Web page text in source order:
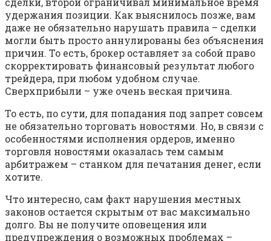
удержания позиции. Как выяснилось позже, вам
даже не обязательно нарушать правила – сделки
могли быть просто аннулированы без объяснения
причин. То есть, брокер оставляет за собой право
скорректировать финансовый результат любого
трейдера, при любом удобном случае.
Сверхприбыли – уже очень веская причина.
То есть, по сути, для попадания под запрет совсем
не обязательно торговать новостями. Но, в связи с
особенностями исполнения ордеров, именно
торговля новостями оказалась тем самым
арбитражем – станком для печатания денег, если
хотите.
Что интересно, сам факт нарушения местных
законов остается скрытым от вас максимально
долго. Вы не получите оповещения или
предупреждения о возможных проблемах –